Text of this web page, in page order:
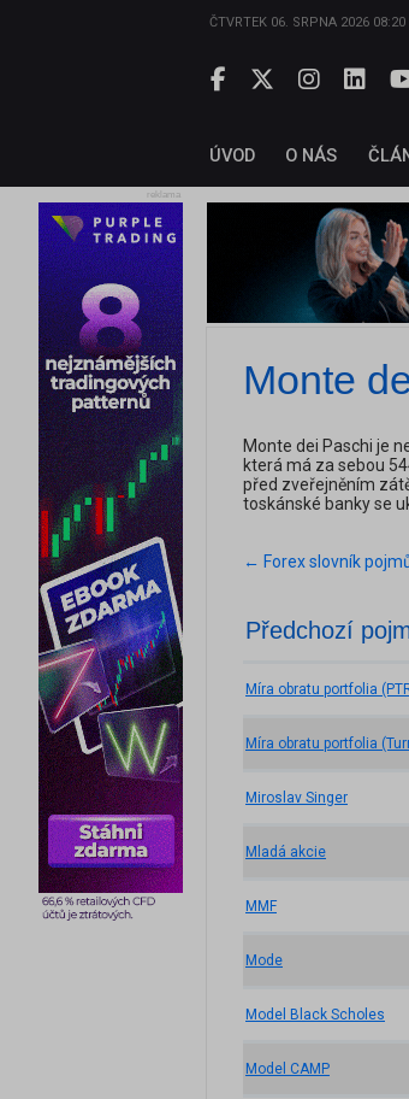
ČTVRTEK 06. SRPNA 2026 08:20
ÚVOD O NÁS
reklama
Monte
Monte dei Paschi je
která má za sebou
před zveřejněním
toskánské banky se
← Forex slovník
Předchozí
Míra obratu portfolia
Míra obratu portfolia
Miroslav Singer
Mladá akcie
MMF
Mode
Model Black Scholes
Model CAMP